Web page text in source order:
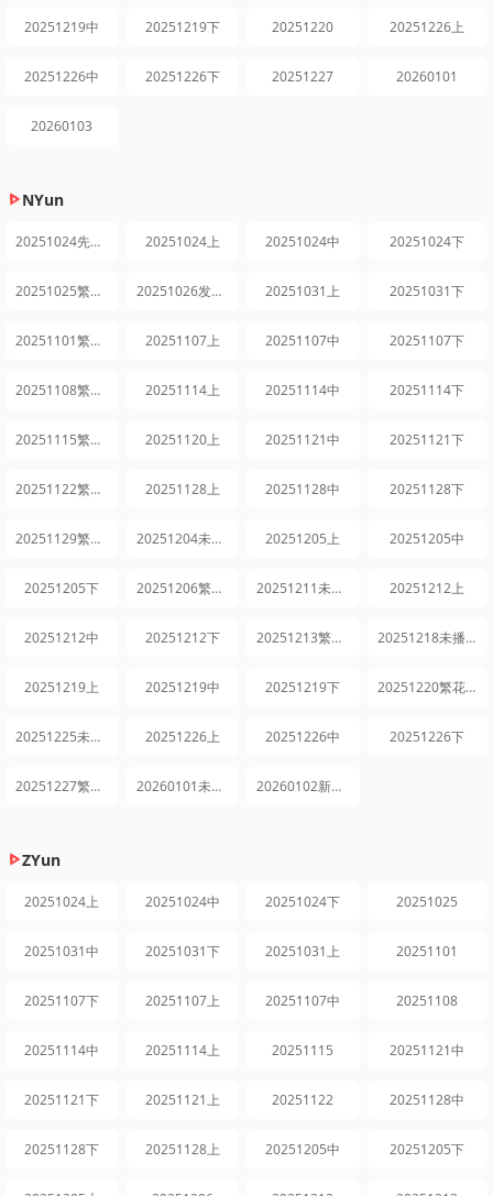
20251219中 20251219下 20251220 20251226上
20251226中 20251226下 20251227 20260101
20260103
NYun
20251024先导片 20251024上 20251024中 20251024下
20251025繁花日记 20251026发布会全程回顾 20251031上 20251031下
20251101繁花日记 20251107上 20251107中 20251107下
20251108繁花日记 20251114上 20251114中 20251114下
20251115繁花日记 20251120上 20251121中 20251121下
20251122繁花日记 20251128上 20251128中 20251128下
20251129繁花日记 20251204未播集锦 20251205上 20251205中
20251205下 20251206繁花日记 20251211未播集锦 20251212上
20251212中 20251212下 20251213繁花日记 20251218未播集锦
20251219上 20251219中 20251219下 20251220繁花日记
20251225未播集锦 20251226上 20251226中 20251226下
20251227繁花日记 20260101未播集锦 20260102新年特辑
ZYun
20251024上 20251024中 20251024下 20251025
20251031中 20251031下 20251031上 20251101
20251107下 20251107上 20251107中 20251108
20251114中 20251114上 20251115 20251121中
20251121下 20251121上 20251122 20251128中
20251128下 20251128上 20251205中 20251205下